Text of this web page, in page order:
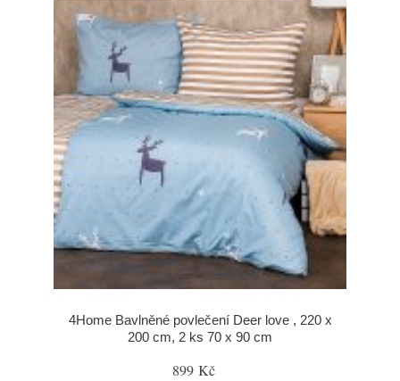
4Home Bavlněné povlečení Deer love , 220 x
200 cm, 2 ks 70 x 90 cm
899 Kč